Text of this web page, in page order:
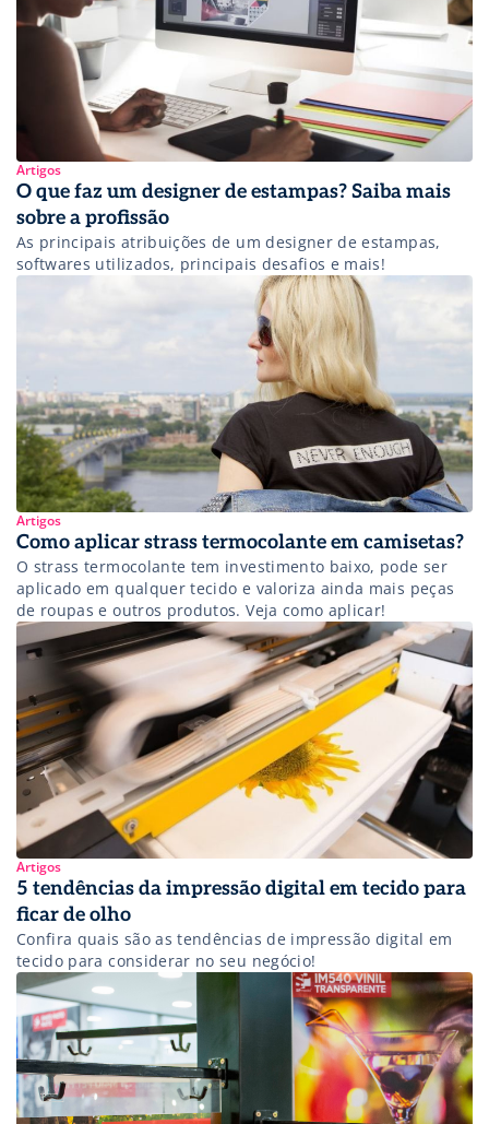
Artigos
O que faz um designer de estampas? Saiba mais
sobre a profissão
As principais atribuições de um designer de estampas,
softwares utilizados, principais desafios e mais!
Artigos
Como aplicar strass termocolante em camisetas?
O strass termocolante tem investimento baixo, pode ser
aplicado em qualquer tecido e valoriza ainda mais peças
de roupas e outros produtos. Veja como aplicar!
Artigos
5 tendências da impressão digital em tecido para
ficar de olho
Confira quais são as tendências de impressão digital em
tecido para considerar no seu negócio!